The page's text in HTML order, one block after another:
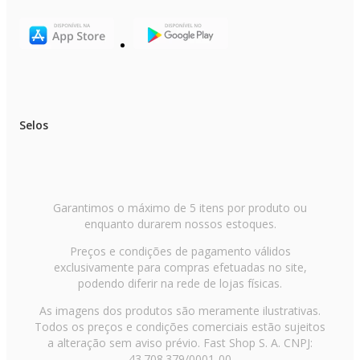
Selos
Garantimos o máximo de 5 itens por produto ou
enquanto durarem nossos estoques.
Preços e condições de pagamento válidos
exclusivamente para compras efetuadas no site,
podendo diferir na rede de lojas físicas.
As imagens dos produtos são meramente ilustrativas.
Todos os preços e condições comerciais estão sujeitos
a alteração sem aviso prévio. Fast Shop S. A. CNPJ: